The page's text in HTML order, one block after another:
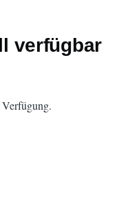
verfügbar